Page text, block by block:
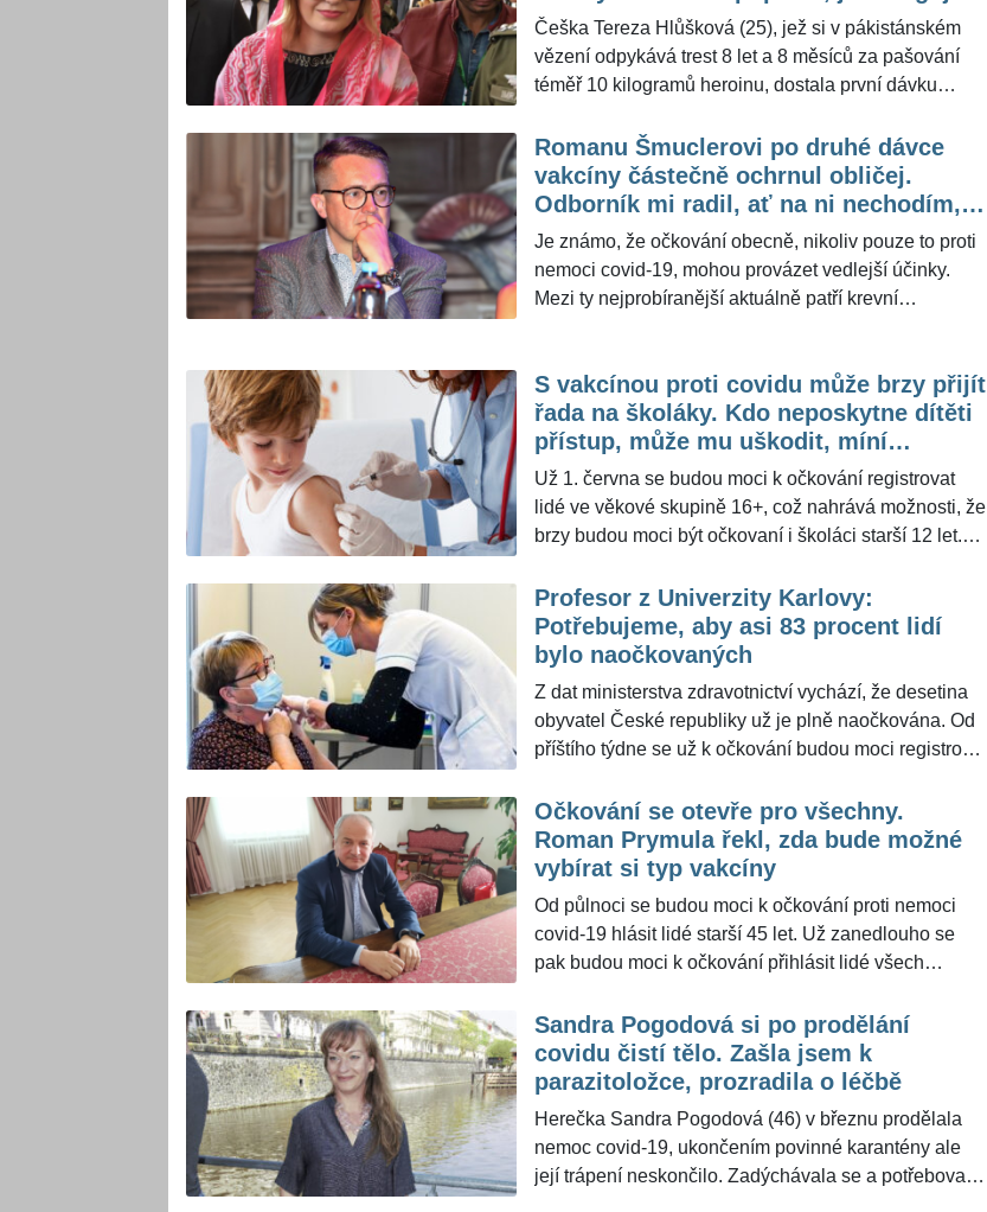
většinou odhadují minimálně na 70 %. "Já si myslím,
že teď se ukazuje a bude se ukazovat jako čím dál
větší problém to, že tady neexistuje žádná kampaň
všechny a pro fungování společnosti je. Ví se, že stát
nedělá dostatečné kroky k potírání dezinformací," řekl
pro ŽivotvČesku.cz prezident České lékařské komory
Milan Kubek (53).
Češka Tereza Hlůšková (25), jež si v pákistánském
vězení odpykává trest 8 let a 8 měsíců za pašování
téměř 10 kilogramů heroinu, dostala první dávku
Kot Lakhpat se o své zdraví dosud obávala. Spolu s
dalšími vězenkyněmi Tereza dostala vakcínu od
čínské společnosti Sinopharm. Princip, na kterém
mezi inaktivované vakcíny, tedy vakcíny klasického
typu, kdy daný virus získaný z infikovaného jedince
namnožíte na buňkách, chemicky či fyzikálně
řekla pro ŽivotvČesku.cz viroložka Ruth Tachezy.
Romanu Šmuclerovi po druhé dávce
vakcíny částečně ochrnul obličej.
Odborník mi radil, ať na ni nechodím,
přiznává
Je známo, že očkování obecně, nikoliv pouze to proti
nemoci covid-19, mohou provázet vedlejší účinky.
Mezi ty nejprobíranější aktuálně patří krevní
informoval, že po druhé dávce vakcíny mu částečně
ochrnul obličej. Očkování přitom podstoupil i přes
nedoporučení odborníka. "Já jsem asi takový klasický
případ dobře poučeného pacienta, který se přesto
rozhodl na to jít," řekl Roman Šmucler pro
ŽivotvČesku.cz.
S vakcínou proti covidu může brzy přijít
řada na školáky. Kdo neposkytne dítěti
přístup, může mu uškodit, míní
odborník
Už 1. června se budou moci k očkování registrovat
lidé ve věkové skupině 16+, což nahrává možnosti, že
brzy budou moci být očkovaní i školáci starší 12 let.
argumentují tím, že covid u dětí probíhá většinou
zcela bezpříznakově či lehce a říkají, že proto je
vakcína zbytečná či dokonce nebezpečná. "Komu by
desetkrát tolik. Kdo neposkytne dítěti přístup k
očkování, ten mu může ošklivě uškodit," řekl pro
ŽivotvČesku.cz evoluční biolog Jaroslav Flegr (63).
Profesor z Univerzity Karlovy:
Potřebujeme, aby asi 83 procent lidí
bylo naočkovaných
Z dat ministerstva zdravotnictví vychází, že desetina
obyvatel České republiky už je plně naočkována. Od
příštího týdne se už k očkování budou moci registrovat
doufají, že Česko už se nedostane do lockdownu a už
vůbec ne do tak dlouhého, jaký vláda nyní rozvolňuje.
Vakcína je nadějí na návrat k takřka normálnímu
životu. "Potřebujeme, aby asi 83 % lidí bylo
naočkovaných," uvedl pro ŽivotvČesku.cz evoluční
Karlovy Jaroslav Flegr (63).
Očkování se otevře pro všechny.
Roman Prymula řekl, zda bude možné
vybírat si typ vakcíny
Od půlnoci se budou moci k očkování proti nemoci
covid-19 hlásit lidé starší 45 let. Už zanedlouho se
pak budou moci k očkování přihlásit lidé všech
nich má své preference. Z různých důvodů odmítají
konkrétní vakcíny, zatímco jiné naopak upřednostňují.
"Zatím určitě nebude možné si vybírat," řekl pro
zda si lidé budou moci určit, jakou chtějí očkovací
Sandra Pogodová si po prodělání
covidu čistí tělo. Zašla jsem k
parazitoložce, prozradila o léčbě
Herečka Sandra Pogodová (46) v březnu prodělala
nemoc covid-19, ukončením povinné karantény ale
její trápení neskončilo. Zadýchávala se a potřebovala